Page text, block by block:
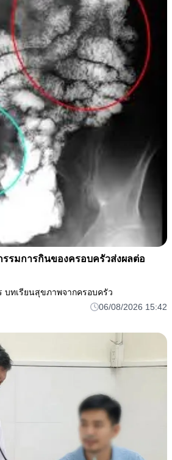
รมการกินของครอบครัวส่งผลต่อ
บทเรียนสุขภาพจากครอบครัว
06/08/2026 15:42